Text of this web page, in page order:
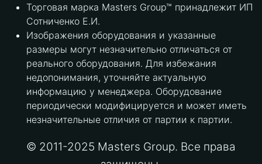
Торговая марка Masters Group™ принадлежит ИП
Сотниченко Е.И.
Изображения оборудования и указанные
размеры могут незначительно отличаться от
реального оборудования. Для избежания
недопонимания, уточняйте актуальную
информацию у менеджера. Оборудование
периодически модифицируется и может иметь
незначительные отличия от партии к партии.
© 2011-2025 Masters Group. Все права